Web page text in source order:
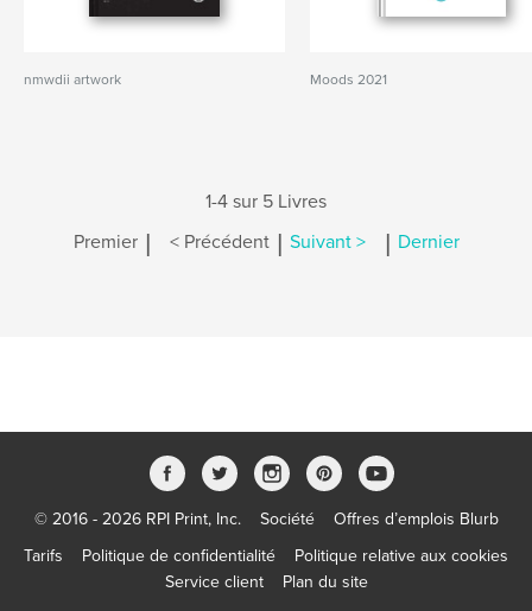
nmwdii artwork Moods 2021
1-4 sur 5 Livres
Premier | < Précédent | Suivant > | Dernier
© 2016 - 2026 RPI Print, Inc. Société
Offres d’emplois Blurb
Tarifs
Politique de confidentialité
Politique relative aux cookies
Service client
Plan du site